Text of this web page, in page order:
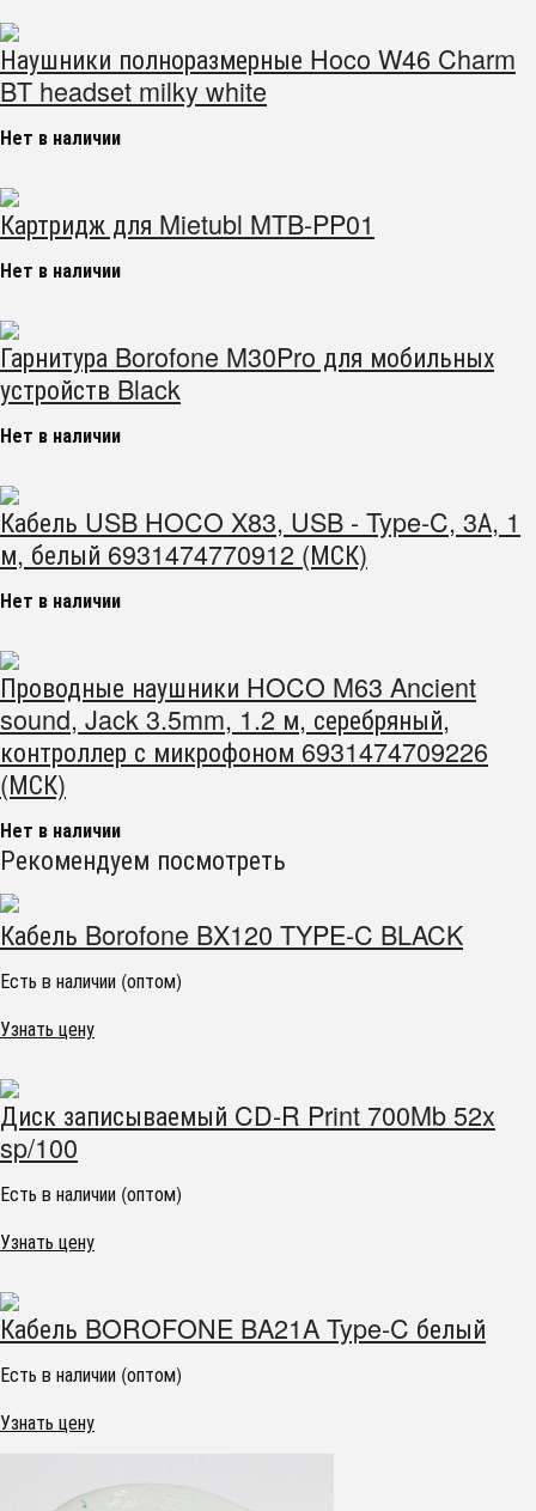
Наушники полноразмерные Hoco W46 Charm
BT headset milky white
Нет в наличии
Картридж для Mietubl MTB-PP01
Нет в наличии
Гарнитура Borofone M30Pro для мобильных
устройств Black
Нет в наличии
Кабель USB HOCO X83, USB - Type-C, 3А, 1
м, белый 6931474770912 (МСК)
Нет в наличии
Проводные наушники HOCO M63 Ancient
sound, Jack 3.5mm, 1.2 м, серебряный,
контроллер с микрофоном 6931474709226
(МСК)
Нет в наличии
Рекомендуем посмотреть
Кабель Borofone BX120 TYPE-C BLACK
Есть в наличии (оптом)
Узнать цену
Диск записываемый CD-R Print 700Mb 52x
sp/100
Есть в наличии (оптом)
Узнать цену
Кабель BOROFONE BA21A Type-C белый
Есть в наличии (оптом)
Узнать цену